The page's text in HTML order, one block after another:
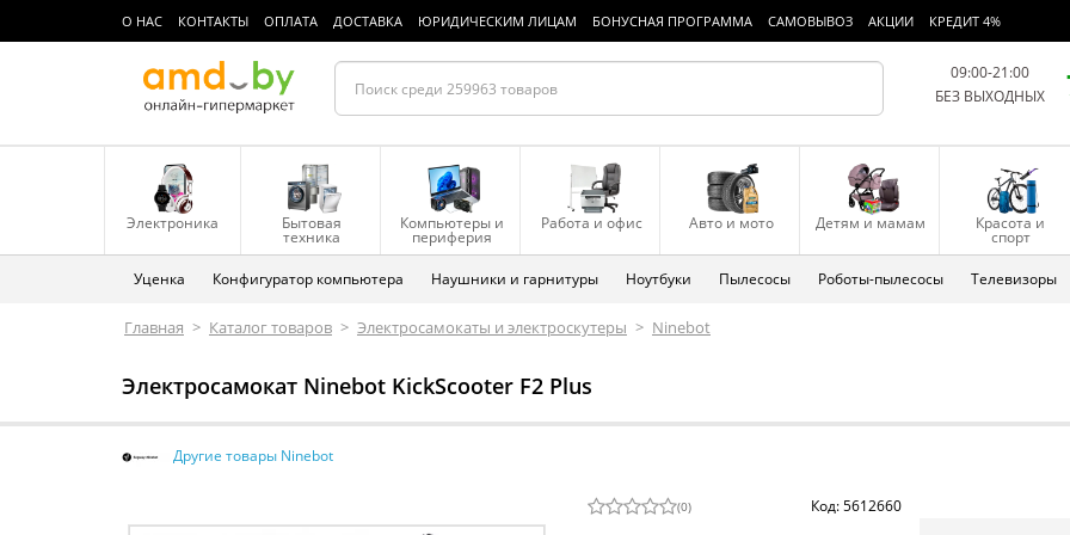
О НАС КОНТАКТЫ ОПЛАТА ДОСТАВКА ЮРИДИЧЕСКИМ ЛИЦАМ БОНУСНАЯ ПРОГРАММА САМОВЫВОЗ АКЦИИ КРЕДИТ 4%
09:00-21:00
БЕЗ ВЫХОДНЫХ
Электроника Бытовая
техника
Компьютеры и
периферия
Работа и офис Авто и мото Детям и мамам Красота и
спорт
Уценка Конфигуратор компьютера Наушники и гарнитуры Ноутбуки Пылесосы Роботы-пылесосы Телевизоры
Главная > Каталог товаров > Электросамокаты и электроскутеры > Ninebot
Электросамокат Ninebot KickScooter F2 Plus
Другие товары Ninebot
(0) Код: 5612660